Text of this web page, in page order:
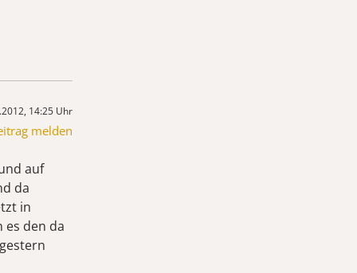
14:25 Uhr
melden
auf
da
in
es den da